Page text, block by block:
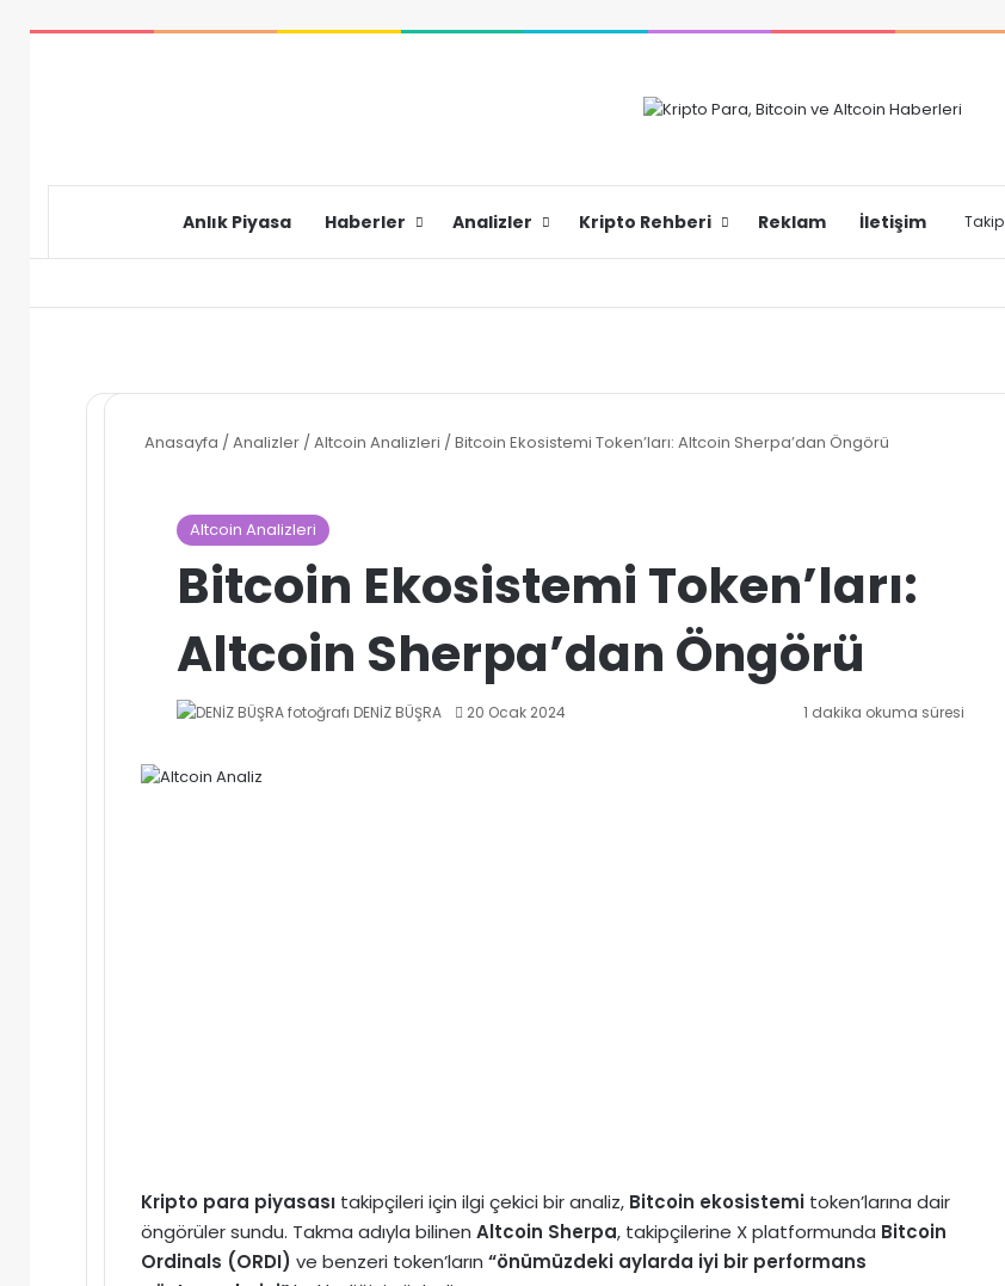
Anlık Piyasa Haberler Analizler Kripto Rehberi Reklam İletişim Takip
Anasayfa /Analizler /Altcoin Analizleri /Bitcoin Ekosistemi Token’ları: Altcoin Sherpa’dan Öngörü
Altcoin Analizleri
Bitcoin Ekosistemi Token’ları:
Altcoin Sherpa’dan Öngörü
DENİZ BÜŞRA
Bir 20 Ocak 2024 1 dakika okuma süresi
Kripto para piyasası takipçileri için ilgi çekici bir analiz, Bitcoin ekosistemi token’larına dair
öngörüler sundu. Takma adıyla bilinen Altcoin Sherpa, takipçilerine X platformunda Bitcoin
Ordinals (ORDI) ve benzeri token’ların “önümüzdeki aylarda iyi bir performans